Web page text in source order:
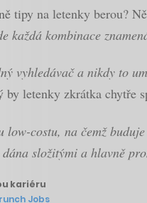
tipy na letenky berou?
každá kombinace
vyhledávač a nikdy to
by letenky zkrátka chytře
low-costu, na čemž
složitými a hlavně
kariéru
Jobs